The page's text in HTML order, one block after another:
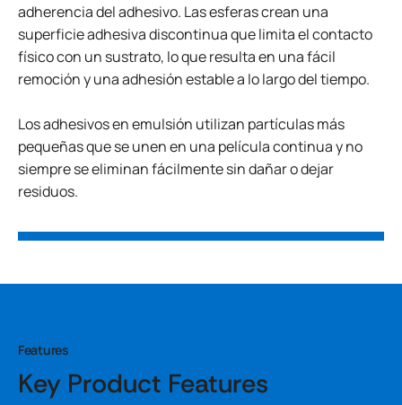
adherencia del adhesivo. Las esferas crean una
superficie adhesiva discontinua que limita el contacto
físico con un sustrato, lo que resulta en una fácil
remoción y una adhesión estable a lo largo del tiempo.
Los adhesivos en emulsión utilizan partículas más
pequeñas que se unen en una película continua y no
siempre se eliminan fácilmente sin dañar o dejar
residuos.
Features
Key Product Features